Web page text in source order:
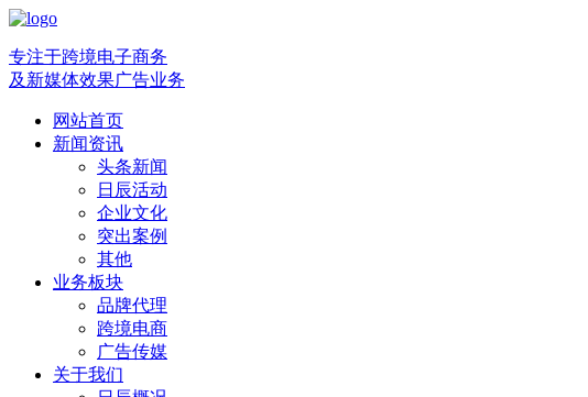
专注于跨境电子商务
及新媒体效果广告业务
网站首页
新闻资讯
头条新闻
日辰活动
企业文化
突出案例
其他
业务板块
品牌代理
跨境电商
广告传媒
关于我们